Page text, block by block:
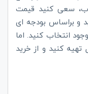
سعی کنید قیمت
و براساس بودجه ای
انتخاب کنید. اما
کنید و از خرید